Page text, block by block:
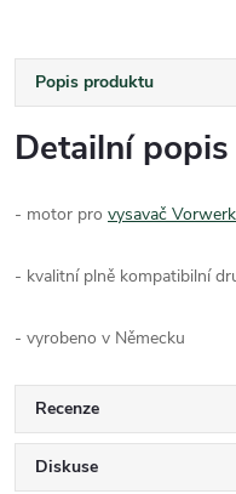
Popis produktu
Detailní
- motor pro vysavač
- kvalitní plně kompatibilní
- vyrobeno v Německu
Recenze
Diskuse